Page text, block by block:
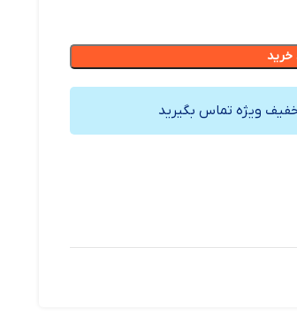
خرید
ویژه تماس بگیرید